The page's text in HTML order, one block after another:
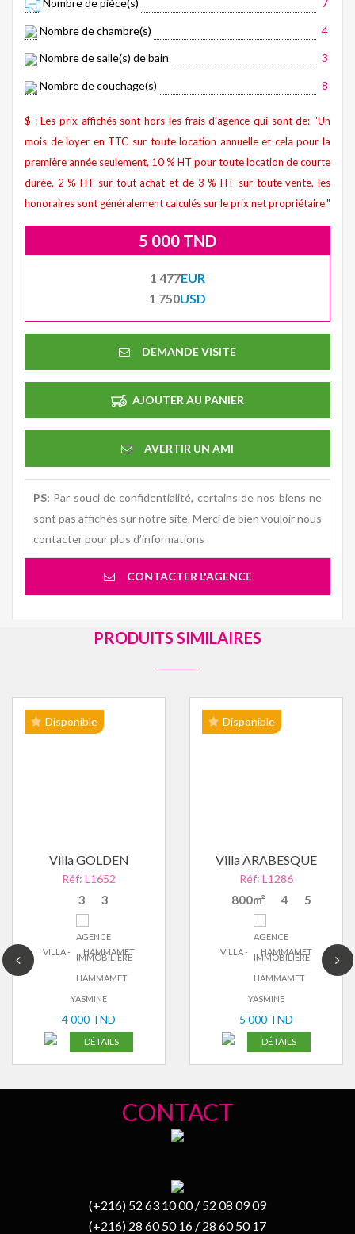
Nombre de chambre(s) 4
Nombre de salle(s) de bain 3
Nombre de couchage(s) 8
$ : Les prix affichés sont hors les frais d’agence qui sont de: "Un
mois de loyer en TTC sur toute location annuelle et cela pour la
première année seulement, 10 % HT pour toute location de courte
durée, 2 % HT sur tout achat et de 3 % HT sur toute vente, les
honoraires sont généralement calculés sur le prix net propriétaire."
5 000 TND
1 477EUR
1 750USD
DEMANDE VISITE
AJOUTER AU PANIER
AVERTIR UN AMI
PS: Par souci de confidentialité, certains de nos biens ne
sont pas affichés sur notre site. Merci de bien vouloir nous
contacter pour plus d’informations
CONTACTER L'AGENCE
PRODUITS SIMILAIRES
Disponible
Villa GOLDEN
Réf: L1652
3 3
VILLA - HAMMAMET
YASMINE
4 000 TND
DÉTAILS
Disponible
Villa ARABESQUE
Réf: L1286
800m² 4 5
VILLA - HAMMAMET
YASMINE
5 000 TND
DÉTAILS
CONTACT
(+216) 52 63 10 00 / 52 08 09 09
(+216) 28 60 50 16 / 28 60 50 17